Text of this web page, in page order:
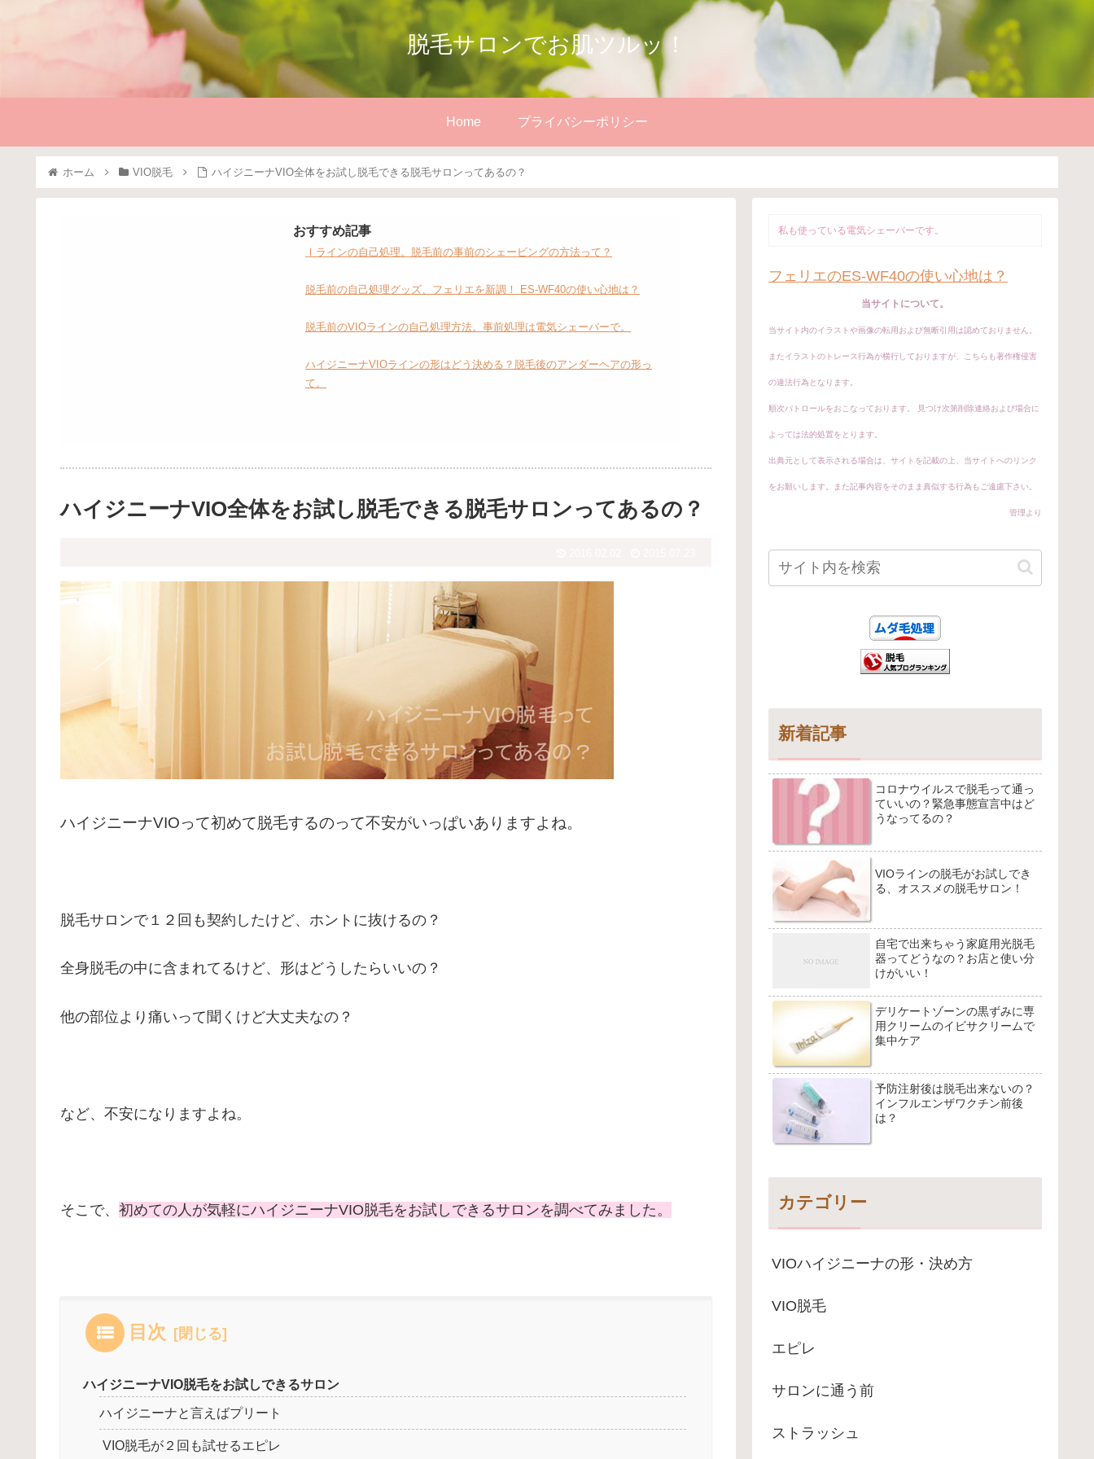
脱毛サロンでお肌ツルッ！
Home プライバシーポリシー
ホーム VIO脱毛 ハイジニーナVIO全体をお試し脱毛できる脱毛サロンってあるの？
おすすめ記事
Ｉラインの自己処理。脱毛前の事前のシェービングの方法って？
脱毛前の自己処理グッズ、フェリエを新調！ ES-WF40の使い心地は？
脱毛前のVIOラインの自己処理方法。事前処理は電気シェーバーで。
ハイジニーナVIOラインの形はどう決める？脱毛後のアンダーヘアの形っ
て。
ハイジニーナVIO全体をお試し脱毛できる脱毛サロンってあるの？
ハイジニーナVIOって初めて脱毛するのって不安がいっぱいありますよね。
脱毛サロンで１２回も契約したけど、ホントに抜けるの？
全身脱毛の中に含まれてるけど、形はどうしたらいいの？
他の部位より痛いって聞くけど大丈夫なの？
など、不安になりますよね。
そこで、 初めての人が気軽にハイジニーナVIO脱毛をお試しできるサロンを調べてみました。
目次
ハイジニーナVIO脱毛をお試しできるサロン
ハイジニーナと言えばプリート
VIO脱毛が２回も試せるエピレ
私も使っている電気シェーバーです。
フェリエのES-WF40の使い心地は？
当サイトについて。
当サイト内のイラストや画像の転用および無断引用は認めておりません。
またイラストのトレース行為が横行しておりますが、こちらも著作権侵害
の違法行為となります。
順次パトロールをおこなっております。 見つけ次第削除連絡および場合に
よっては法的処置をとります。
出典元として表示される場合は、サイトを記載の上、当サイトへのリンク
をお願いします。 また記事内容をそのまま真似する行為もご遠慮下さい。
管理より
新着記事
コロナウイルスで脱毛って通っ
ていいの？緊急事態宣言中はど
うなってるの？
VIOラインの脱毛がお試しでき
る、オススメの脱毛サロン！
自宅で出来ちゃう家庭用光脱毛
器ってどうなの？お店と使い分
けがいい！
デリケートゾーンの黒ずみに専
用クリームのイビサクリームで
集中ケア
予防注射後は脱毛出来ないの？
インフルエンザワクチン前後
は？
カテゴリー
VIOハイジニーナの形・決め方
VIO脱毛
エピレ
サロンに通う前
ストラッシュ